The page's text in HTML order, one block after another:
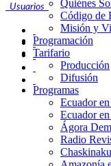
Usuarios
Quiénes
Código de
Misión y
Programación
Tarifario
Producción
Difusión
Programas
Ecuador
Ecuador
Ágora
Radio